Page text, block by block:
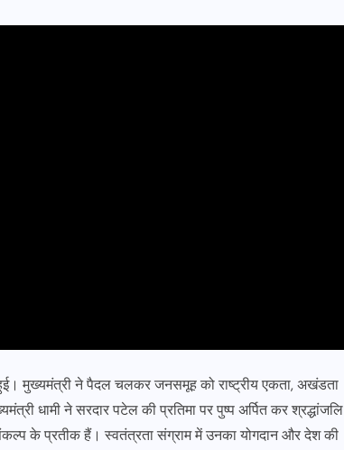
मुख्यमंत्री ने पैदल चलकर जनसमूह को राष्ट्रीय एकता, अखंडता
धामी ने सरदार पटेल की प्रतिमा पर पुष्प अर्पित कर श्रद्धांजलि
के प्रतीक हैं। स्वतंत्रता संग्राम में उनका योगदान और देश की